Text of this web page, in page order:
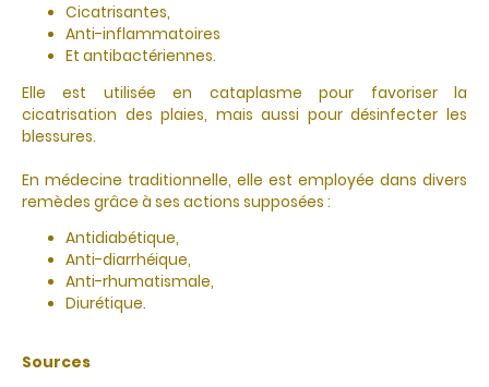
Cicatrisantes,
Anti-inflammatoires
Et antibactériennes.
Elle est utilisée en cataplasme pour favoriser la
cicatrisation des plaies, mais aussi pour désinfecter les
blessures.
En médecine traditionnelle, elle est employée dans divers
remèdes grâce à ses actions supposées :
Antidiabétique,
Anti-diarrhéique,
Anti-rhumatismale,
Diurétique.
Sources